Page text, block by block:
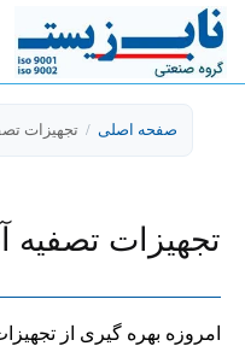
صفحه اصلی / تجهیزات
تجهیزات تصفیه
امروزه بهره گیری از